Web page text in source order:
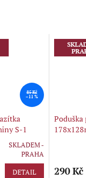
85 Kč
–11 %
S-1
SKLADEM -
PRAHA
DETAIL
produktu
290 Kč